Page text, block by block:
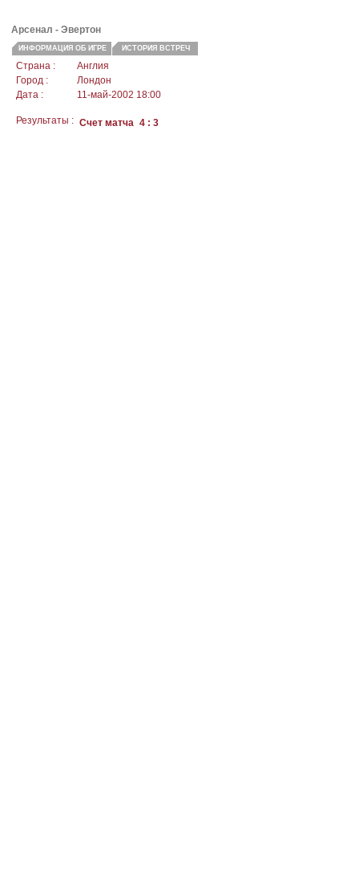
Арсенал - Эвертон
ИНФОРМАЦИЯ ОБ ИГРЕ ИСТОРИЯ ВСТРЕЧ
Страна :
Англия
Город :
Лондон
Дата :
11-май-2002 18:00
Результаты : Счет матча 4 : 3